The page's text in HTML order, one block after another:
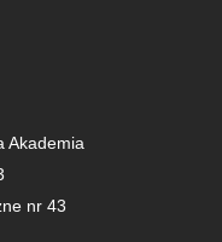
Akademia
nr 43